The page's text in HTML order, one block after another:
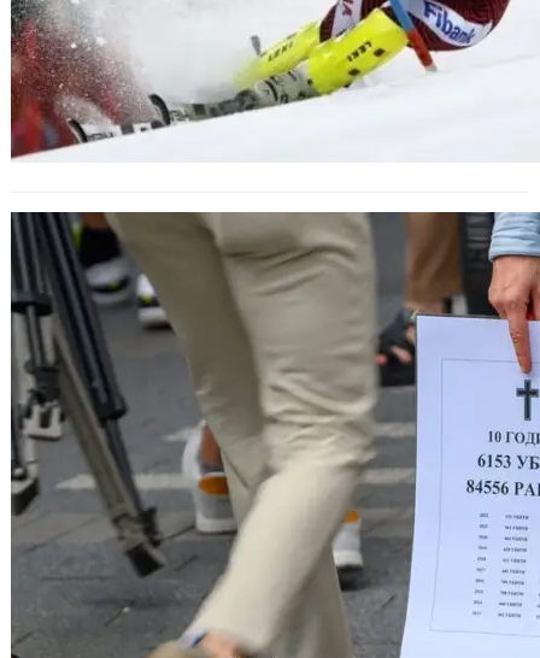
Мистериозни убийства и трагични
случаи през 2023 г.: Неразкрити
загадки и безотговорни институции